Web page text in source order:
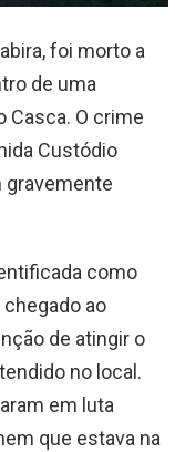
foi morto a
de uma
Casca. O crime
Custódio
gravemente
como
chegado ao
de atingir o
no local.
em luta
que estava na